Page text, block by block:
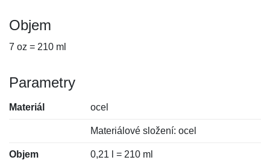
Objem
7 oz = 210 ml
Parametry
Materiál ocel
Materiálové složení: ocel
Objem 0,21 l = 210 ml